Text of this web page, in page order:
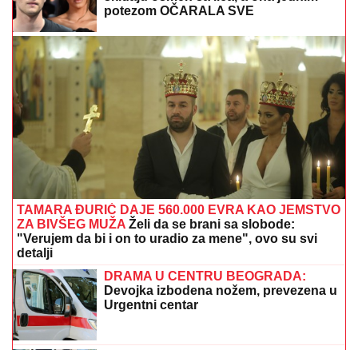
se iz Hitne pomoći
"TO MU JE MOJ POKLON ZA
SVADBU"Jovana Jeremić brutalno o
Draganovoj veridbi, DETALJIMA
VENČANJA SA TIGROM, žestoko
preti:"Nisam ušla u pekaru da pravim
kiflice" (VIDEO)
Bravo, Srbija slavi bronzu: Novi veliki
uspeh na Evropskom prvenstvu